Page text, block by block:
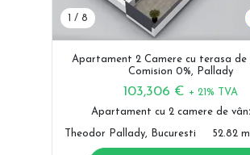
1 / 8
Apartament 2 Camere cu terasa de
Comision 0%, Pallady
103,306 € + 21% TVA
Apartament cu 2 camere de
Theodor Pallady, Bucuresti 52.82